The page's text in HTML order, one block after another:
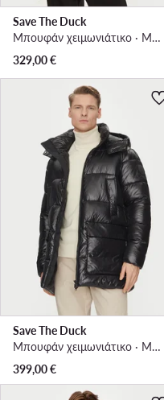
Save The Duck
Μπουφάν χειμωνιάτικο · Μαύρο
329,00€
Save The Duck
Μπουφάν χειμωνιάτικο · Μαύρο
399,00€